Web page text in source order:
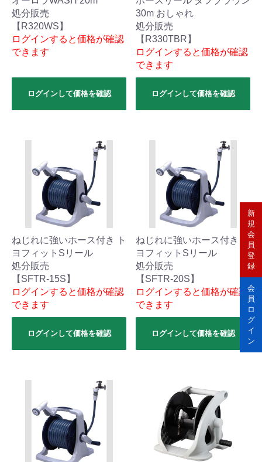
処分販売
【R320WS】
ログインすると価格が確認
できます
ログインして価格を確認
30m おしゃれ
処分販売
【R330TBR】
ログインすると価格が確認
できます
ログインして価格を確認
ねじれに強いホース付き ト
ヨフィットSリール
処分販売
【SFTR-15S】
ログインすると価格が確認
できます
ログインして価格を確認
ねじれに強いホース付き ト
ヨフィットSリール
処分販売
【SFTR-20S】
ログインすると価格が確認
できます
ログインして価格を確認
新
規
会
員
登
録
会
員
ロ
グ
イ
ン